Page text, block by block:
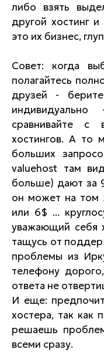
либо взять
другой хостинг
это их бизнес,
Совет: когда
полагайтесь
друзей -
сравнивайте с
хостингов. А то
больших
valuehost там
больше) дают за
он может на том
или 6$ ...
уважающий себя
тащусь от
проблемы из
телефону
ответа не
И еще:
хостера, так как
решаешь
всеми сразу.